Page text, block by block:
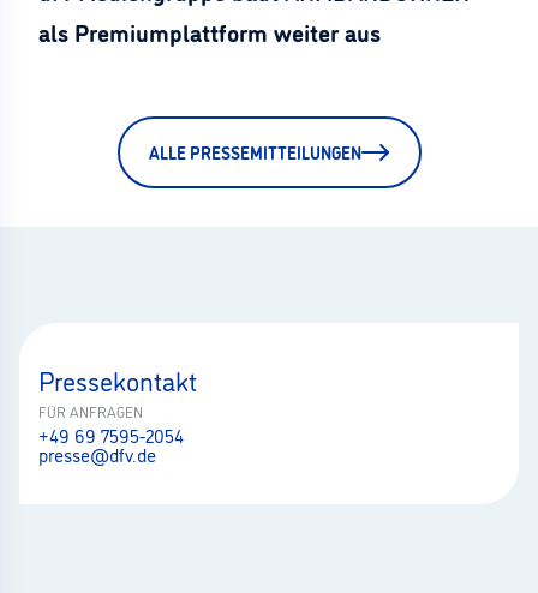
als Premiumplattform weiter aus
ALLE PRESSEMITTEILUNGEN
Pressekontakt
FÜR ANFRAGEN
+49 69 7595-2054
presse@dfv.de